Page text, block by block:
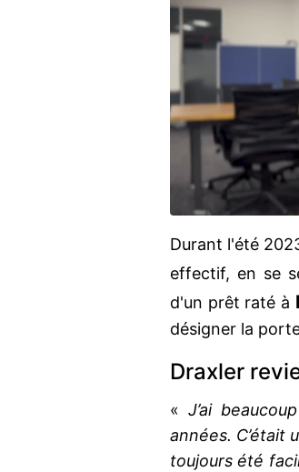
Durant l'été
effectif, en se
d'un prêt raté à
désigner la
Draxler
«J’ai
années. C’était
toujours été